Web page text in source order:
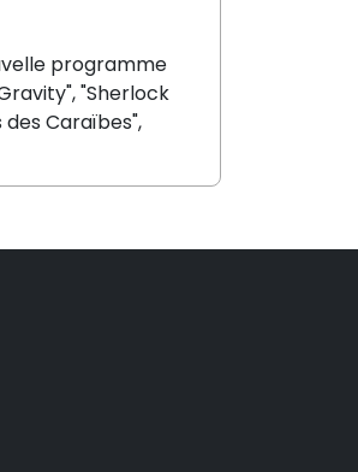
programme
"Sherlock
des Caraïbes",